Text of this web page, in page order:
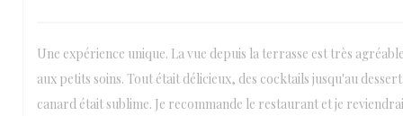
Une expérience unique. La vue depuis la terrasse est très
aux petits soins. Tout était délicieux, des cocktails jusqu'au
canard était sublime. Je recommande le restaurant et je